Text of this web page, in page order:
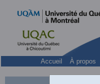
Accueil À propos